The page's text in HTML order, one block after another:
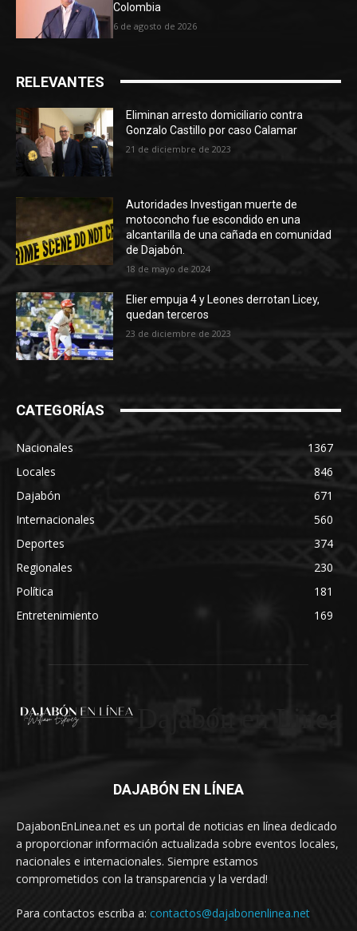
Colombia
6 de agosto de 2026
RELEVANTES
Eliminan arresto domiciliario contra
Gonzalo Castillo por caso Calamar
21 de diciembre de 2023
Autoridades Investigan muerte de
motoconcho fue escondido en una
alcantarilla de una cañada en comunidad
de Dajabón.
18 de mayo de 2024
Elier empuja 4 y Leones derrotan Licey,
quedan terceros
23 de diciembre de 2023
CATEGORÍAS
Nacionales
1367
Locales
846
Dajabón
671
Internacionales
560
Deportes
374
Regionales
230
Política
181
Entretenimiento
169
DAJABÓN EN LÍNEA
DajabonEnLinea.net es un portal de noticias en línea dedicado
a proporcionar información actualizada sobre eventos locales,
nacionales e internacionales. Siempre estamos
comprometidos con la transparencia y la verdad!
Para contactos escriba a: contactos@dajabonenlinea.net